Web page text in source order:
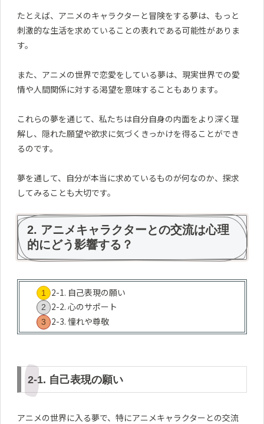
たとえば、アニメのキャラクターと冒険をする夢は、もっと
刺激的な生活を求めていることの表れである可能性がありま
す。
また、アニメの世界で恋愛をしている夢は、現実世界での愛
情や人間関係に対する渇望を意味することもあります。
これらの夢を通じて、私たちは自分自身の内面をより深く理
解し、隠れた願望や欲求に気づくきっかけを得ることができ
るのです。
夢を通して、自分が本当に求めているものが何なのか、探求
してみることも大切です。
2. アニメキャラクターとの交流は心理
的にどう影響する？
2-1. 自己表現の願い
2-2. 心のサポート
2-3. 憧れや尊敬
2-1. 自己表現の願い
アニメの世界に入る夢で、特にアニメキャラクターとの交流